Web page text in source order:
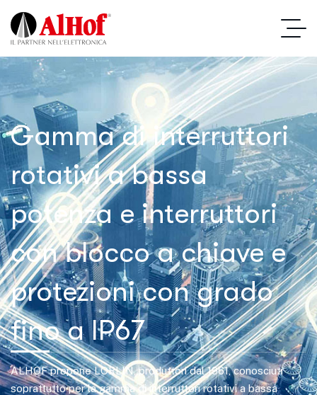
Gamma di interruttori
rotativi a bassa
potenza e interruttori
con blocco a chiave e
protezioni con grado
fino a IP67
ALHOF propone LORLIN, produttori dal 1961, conosciuti
soprattutto per la gamma di interruttori rotativi a bassa